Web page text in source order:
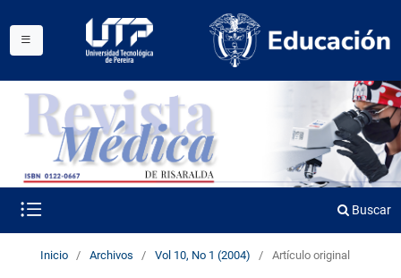
Buscar
Inicio / Archivos / Vol 10, No 1 (2004) / Artículo original